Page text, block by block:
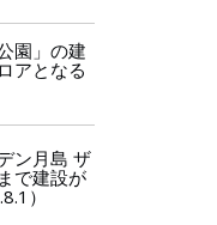
園」の建
アとなる
ン月島 ザ
で建設が
）